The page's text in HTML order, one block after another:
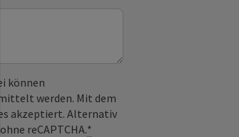
können
werden. Mit dem
akzeptiert. Alternativ
reCAPTCHA.*